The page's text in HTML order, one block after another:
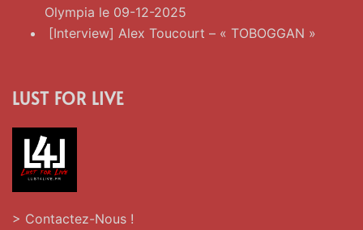
Olympia le 09-12-2025
[Interview] Alex Toucourt – « TOBOGGAN »
LUST FOR LIVE
> Contactez-Nous !